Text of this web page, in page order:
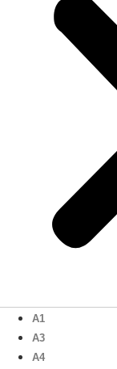
A1
A3
A4